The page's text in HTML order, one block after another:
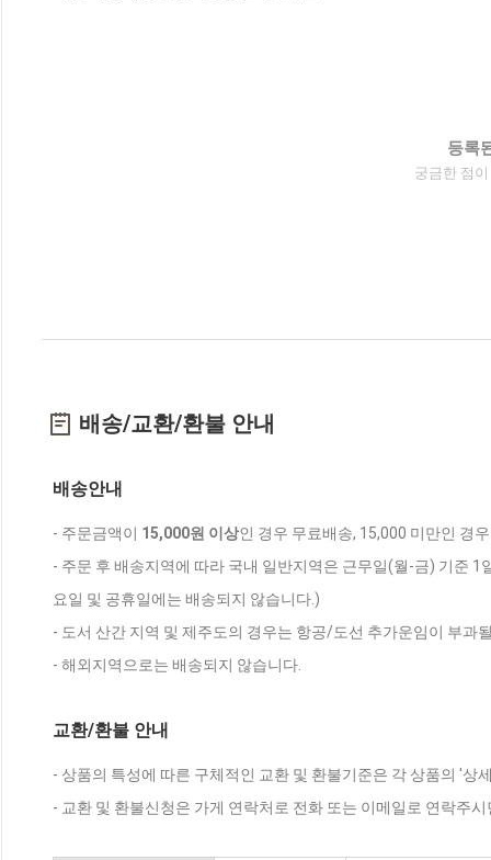
등록
궁금한 점
배송/교환/환불 안내
배송안내
- 주문금액이 15,000원 이상인 경우 무료배송, 15,000 미만인 경
- 주문 후 배송지역에 따라 국내 일반지역은 근무일(월-금) 기준
요일 및 공휴일에는 배송되지 않습니다.)
- 도서 산간 지역 및 제주도의 경우는 항공/도선 추가운임이 부과
- 해외지역으로는 배송되지 않습니다.
교환/환불 안내
- 상품의 특성에 따른 구체적인 교환 및 환불기준은 각 상품의 '상
- 교환 및 환불신청은 가게 연락처로 전화 또는 이메일로 연락주